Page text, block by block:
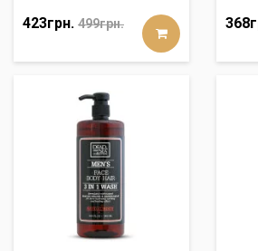
423грн. 499грн.